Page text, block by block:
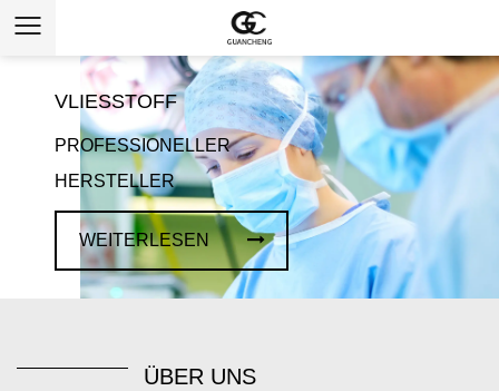
VLIESSTOFF
PROFESSIONELLER
HERSTELLER
WEITERLESEN
ÜBER UNS